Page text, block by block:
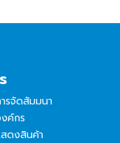
รจัดสัมมนา
ค์กร
ดงสินค้า